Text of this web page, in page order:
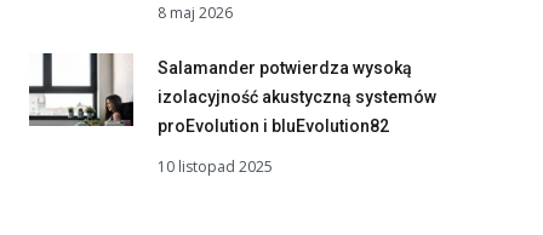
8 maj 2026
Salamander potwierdza wysoką
izolacyjność akustyczną systemów
proEvolution i bluEvolution82
10 listopad 2025